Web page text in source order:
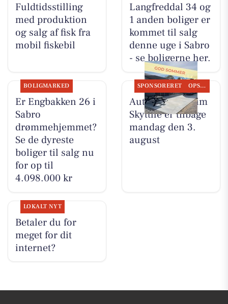
Fuldtidsstilling
med produktion
og salg af fisk fra
mobil fiskebil
Langfreddal 34 og
1 anden boliger er
kommet til salg
denne uge i Sabro
- se boligerne her.
BOLIGMARKED
Er Engbakken 26 i
Sabro
drømmehjemmet?
Se de dyreste
boliger til salg nu
for op til
4.098.000 kr
SPONSORERET OPSLAGSTAVLEN
Autotekniker Kim
Skytthe er tilbage
mandag den 3.
august
LOKALT NYT
Betaler du for
meget for dit
internet?